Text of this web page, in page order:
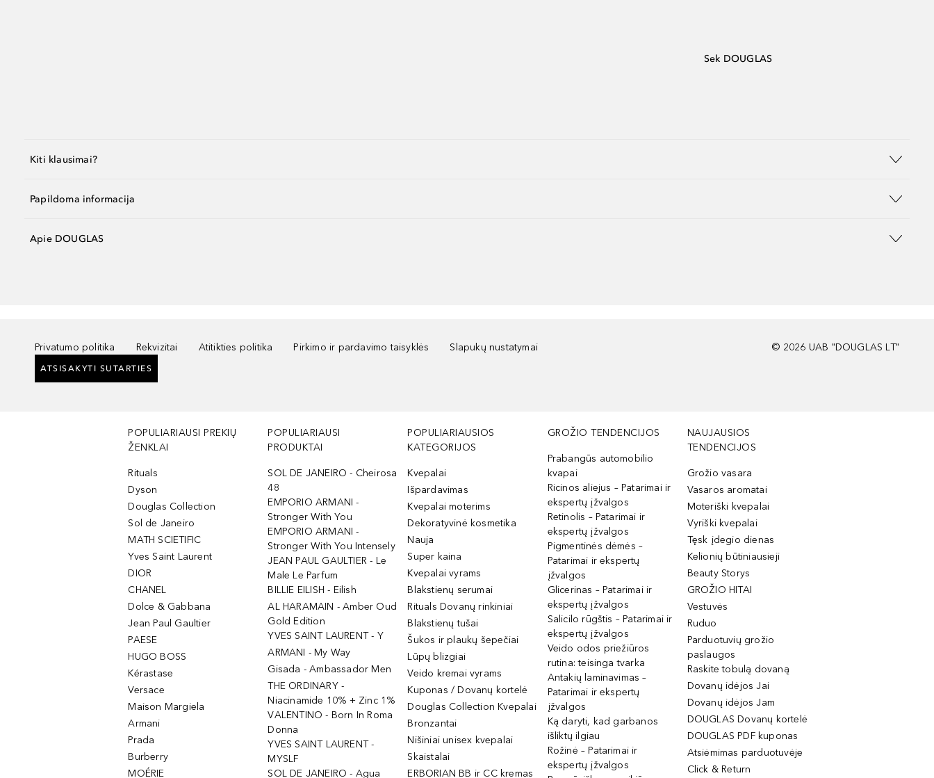
Sek DOUGLAS
Kiti klausimai?
Papildoma informacija
Apie DOUGLAS
Privatumo politika Rekvizitai Atitikties politika Pirkimo ir pardavimo taisyklės Slapukų nustatymai
ATSISAKYTI SUTARTIES
© 2026 UAB "DOUGLAS LT"
POPULIARIAUSI PREKIŲ
ŽENKLAI
Rituals
Dyson
Douglas Collection
Sol de Janeiro
MATH SCIETIFIC
Yves Saint Laurent
DIOR
CHANEL
Dolce & Gabbana
Jean Paul Gaultier
PAESE
HUGO BOSS
Kérastase
Versace
Maison Margiela
Armani
Prada
Burberry
MOÉRIE
POPULIARIAUSI
PRODUKTAI
SOL DE JANEIRO - Cheirosa
48
EMPORIO ARMANI -
Stronger With You
EMPORIO ARMANI -
Stronger With You Intensely
JEAN PAUL GAULTIER - Le
Male Le Parfum
BILLIE EILISH - Eilish
AL HARAMAIN - Amber Oud
Gold Edition
YVES SAINT LAURENT - Y
ARMANI - My Way
Gisada - Ambassador Men
THE ORDINARY -
Niacinamide 10% + Zinc 1%
VALENTINO - Born In Roma
Donna
YVES SAINT LAURENT -
MYSLF
SOL DE JANEIRO - Agua
POPULIARIAUSIOS
KATEGORIJOS
Kvepalai
Išpardavimas
Kvepalai moterims
Dekoratyvinė kosmetika
Nauja
Super kaina
Kvepalai vyrams
Blakstienų serumai
Rituals Dovanų rinkiniai
Blakstienų tušai
Šukos ir plaukų šepečiai
Lūpų blizgiai
Veido kremai vyrams
Kuponas / Dovanų kortelė
Douglas Collection Kvepalai
Bronzantai
Nišiniai unisex kvepalai
Skaistalai
ERBORIAN BB ir CC kremas
GROŽIO TENDENCIJOS
Prabangūs automobilio
kvapai
Ricinos aliejus – Patarimai ir
ekspertų įžvalgos
Retinolis – Patarimai ir
ekspertų įžvalgos
Pigmentinės dėmės –
Patarimai ir ekspertų
įžvalgos
Glicerinas – Patarimai ir
ekspertų įžvalgos
Salicilo rūgštis – Patarimai ir
ekspertų įžvalgos
Veido odos priežiūros
rutina: teisinga tvarka
Antakių laminavimas –
Patarimai ir ekspertų
įžvalgos
Ką daryti, kad garbanos
išliktų ilgiau
Rožinė – Patarimai ir
ekspertų įžvalgos
NAUJAUSIOS
TENDENCIJOS
Grožio vasara
Vasaros aromatai
Moteriški kvepalai
Vyriški kvepalai
Tęsk įdegio dienas
Kelionių būtiniausieji
Beauty Storys
GROŽIO HITAI
Vestuvės
Ruduo
Parduotuvių grožio
paslaugos
Raskite tobulą dovaną
Dovanų idėjos Jai
Dovanų idėjos Jam
DOUGLAS Dovanų kortelė
DOUGLAS PDF kuponas
Atsiėmimas parduotuvėje
Click & Return